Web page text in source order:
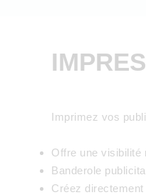
Imprimez vos
Offre une visibilité
Banderole
Créez